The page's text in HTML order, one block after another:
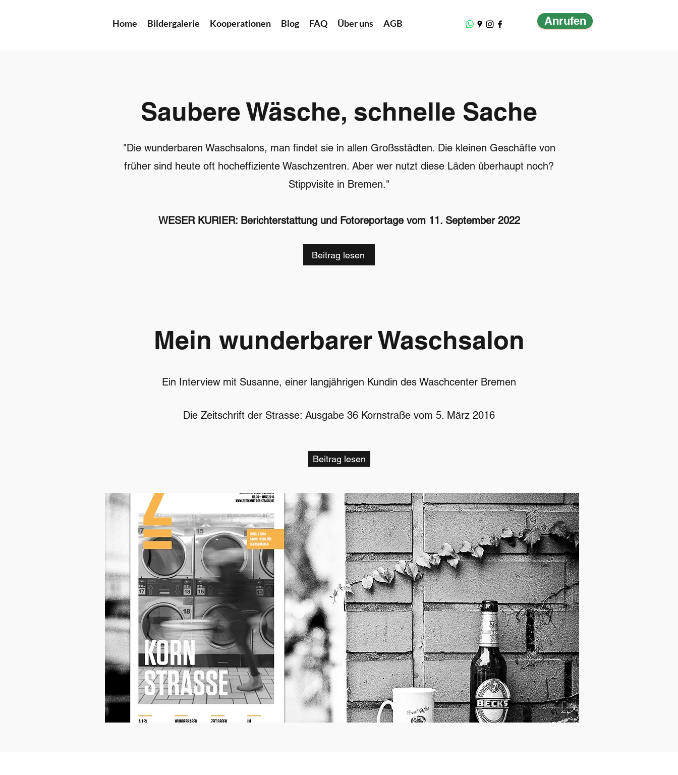
Home Bildergalerie Kooperationen Blog FAQ Über uns AGB Anrufen
Saubere Wäsche, schnelle Sache
"Die wunderbaren Waschsalons, man findet sie in allen Großsstädten. Die kleinen Geschäfte von
früher sind heute oft hocheffiziente Waschzentren. Aber wer nutzt diese Läden überhaupt noch?
Stippvisite in Bremen."
WESER KURIER: Berichterstattung und Fotoreportage vom 11. September 2022
Beitrag lesen
Mein wunderbarer Waschsalon
Ein Interview mit Susanne, einer langjährigen Kundin des Waschcenter Bremen
Die Zeitschrift der Strasse: Ausgabe 36 Kornstraße vom 5. März 2016
Beitrag lesen